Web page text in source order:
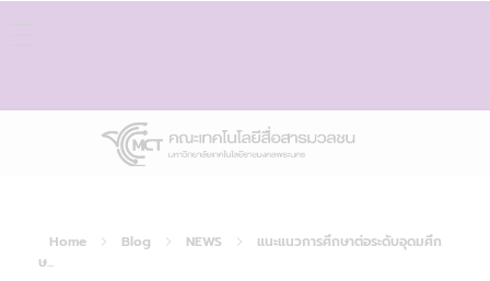
Home Blog NEWS
แนะแนวการศึกษาต่อระดับอุดมศึก
ษ...